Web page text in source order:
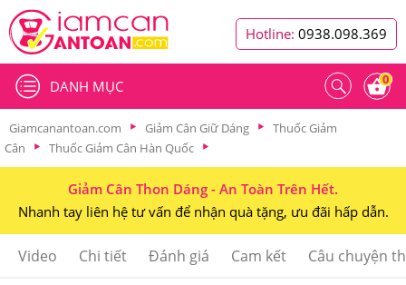
Hotline: 0938.098.369
0
DANH MỤC
Giamcanantoan.com Giảm Cân Giữ Dáng
Thuốc Giảm
Cân
Thuốc Giảm Cân Hàn Quốc
Giảm Cân Thon Dáng - An Toàn Trên Hết.
Nhanh tay liên hệ tư vấn để nhận quà tặng, ưu đãi hấp dẫn.
Video Chi tiết Đánh giá Cam kết Câu chuyện